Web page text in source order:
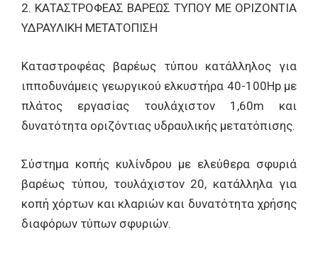
2. ΚΑΤΑΣΤΡΟΦΕΑΣ ΒΑΡΕΩΣ ΤΥΠΟΥ ΜΕ ΟΡΙΖΟΝΤΙΑ
ΥΔΡΑΥΛΙΚΗ ΜΕΤΑΤΟΠΙΣΗ
Καταστροφέας βαρέως τύπου κατάλληλος για
ιπποδυνάμεις γεωργικού ελκυστήρα 40-100Hp με
πλάτος εργασίας τουλάχιστον 1,60m και
δυνατότητα οριζόντιας υδραυλικής μετατόπισης.
Σύστημα κοπής κυλίνδρου με ελεύθερα σφυριά
βαρέως τύπου, τουλάχιστον 20, κατάλληλα για
κοπή χόρτων και κλαριών και δυνατότητα χρήσης
διαφόρων τύπων σφυριών.